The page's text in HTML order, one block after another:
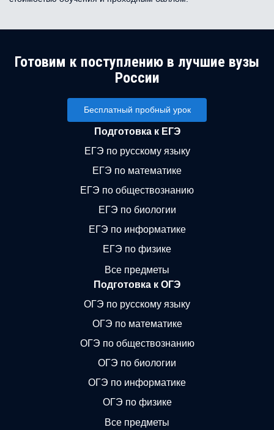
Готовим к поступлению в лучшие вузы
России
Бесплатный пробный урок
Подготовка к ЕГЭ
ЕГЭ по русскому языку
ЕГЭ по математике
ЕГЭ по обществознанию
ЕГЭ по биологии
ЕГЭ по информатике
ЕГЭ по физике
Все предметы
Подготовка к ОГЭ
ОГЭ по русскому языку
ОГЭ по математике
ОГЭ по обществознанию
ОГЭ по биологии
ОГЭ по информатике
ОГЭ по физике
Все предметы